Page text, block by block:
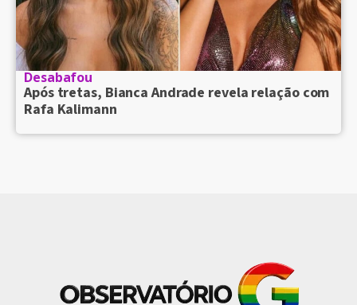
Desabafou
Após tretas, Bianca Andrade revela relação com
Rafa Kalimann